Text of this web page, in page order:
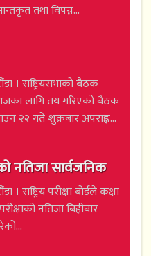
तथा विपन्न...
। राष्ट्रियसभाको बैठक
लागि तय गरिएको बैठक
२२ गते शुक्रबार अपराह्न...
नतिजा सार्वजनिक
। राष्ट्रिय परीक्षा बोर्डले कक्षा
नतिजा बिहीबार